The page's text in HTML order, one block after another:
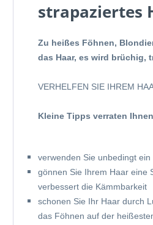
strapaziertes
Zu heißes Föhnen,
das Haar, es wird brüchig,
VERHELFEN SIE IHREM
Kleine Tipps verraten
verwenden Sie unbedingt
gönnen Sie Ihrem Haar eine
verbessert die Kämmbarkeit
schonen Sie Ihr Haar durch
das Föhnen auf der